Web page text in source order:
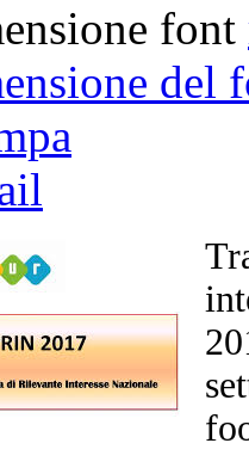
font
del